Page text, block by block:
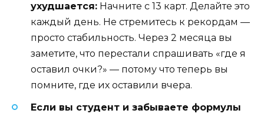
ухудшается: Начните с 13 карт. Делайте это
каждый день. Не стремитесь к рекордам —
просто стабильность. Через 2 месяца вы
заметите, что перестали спрашивать «где я
оставил очки?» — потому что теперь вы
помните, где их оставили вчера.
Если вы студент и забываете формулы